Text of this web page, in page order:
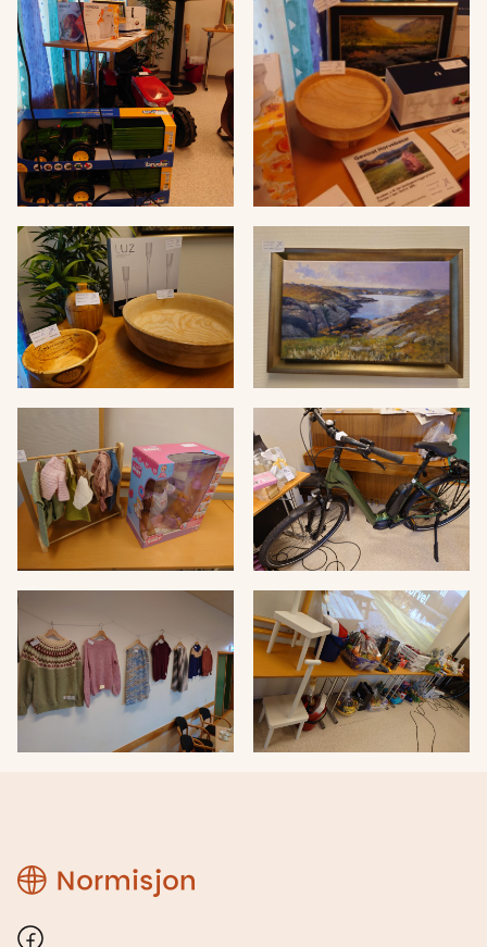
Region
Rogaland
Facebook